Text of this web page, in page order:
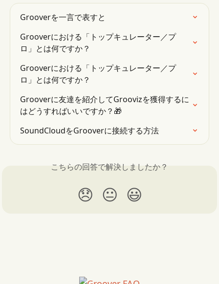
Grooverを一言で表すと
Grooverにおける「トップキュレーター／プ
ロ」とは何ですか？
Grooverにおける「トップキュレーター／プ
ロ」とは何ですか？
Grooverに友達を紹介してGroovizを獲得するに
はどうすればいいですか？🎁
SoundCloudをGrooverに接続する方法
こちらの回答で解決しましたか？
😞 😐 😃